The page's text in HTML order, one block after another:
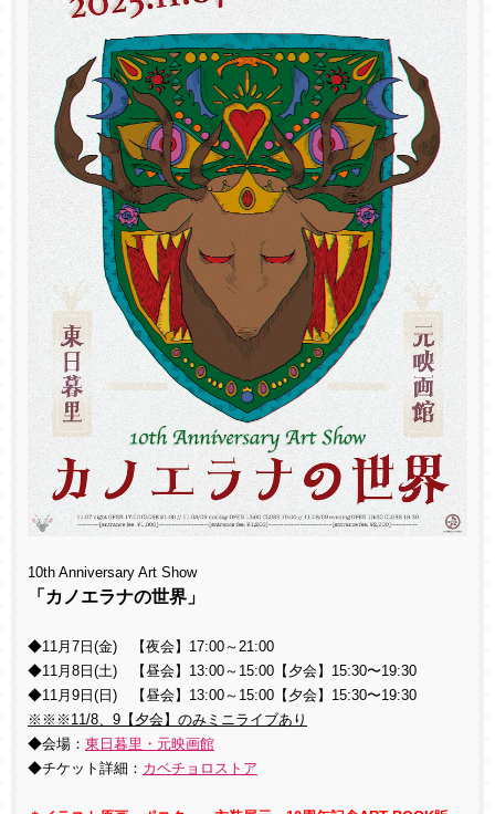
10th Anniversary Art Show
「カノエラナの世界」
◆11月7日(金) 【夜会】17:00～21:00
◆11月8日(土) 【昼会】13:00～15:00【夕会】15:30〜19:30
◆11月9日(日) 【昼会】13:00～15:00【夕会】15:30〜19:30
※※※11/8、9【夕会】のみミニライブあり
◆会場： 東日暮里・元映画館
◆チケット詳細： カベチョロストア